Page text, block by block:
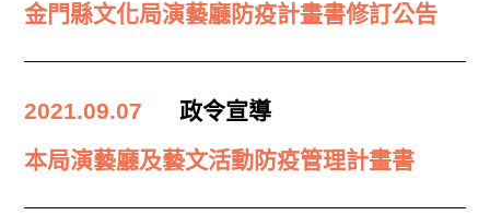
金門縣文化局演藝廳防疫計畫書修訂公告
2021.09.07
政令宣導
本局演藝廳及藝文活動防疫管理計畫書